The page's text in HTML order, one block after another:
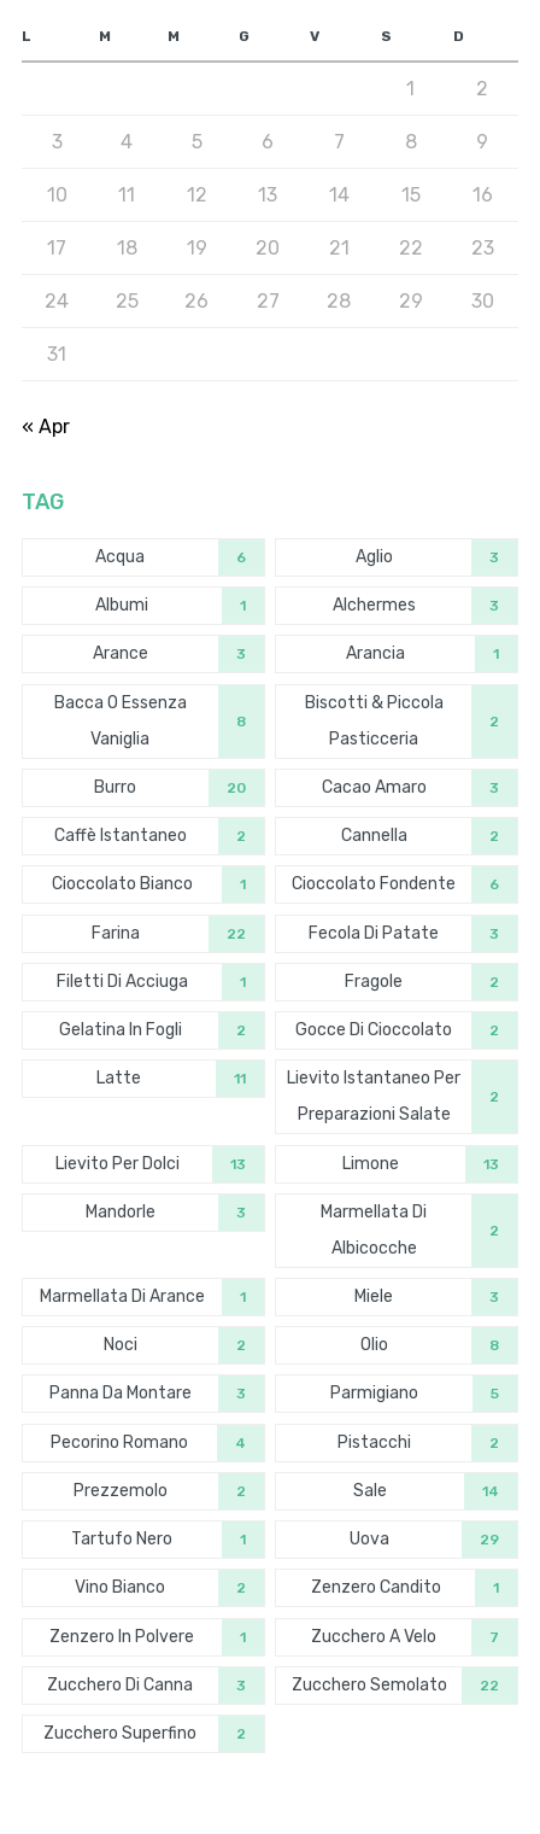
L M M G V S D
1 2
3 4 5 6 7 8 9
10 11 12 13 14 15 16
17 18 19 20 21 22 23
24 25 26 27 28 29 30
31
« Apr
TAG
Acqua 6 Aglio 3
Albumi 1 Alchermes 3
Arance 3 Arancia 1
Bacca O Essenza
Vaniglia
8
Biscotti & Piccola
Pasticceria
2
Burro 20 Cacao Amaro 3
Caffè Istantaneo 2 Cannella 2
Cioccolato Bianco 1 Cioccolato Fondente 6
Farina 22 Fecola Di Patate 3
Filetti Di Acciuga 1 Fragole 2
Gelatina In Fogli 2 Gocce Di Cioccolato 2
Latte 11
Lievito Istantaneo Per
Preparazioni Salate
2
Lievito Per Dolci 13 Limone 13
Mandorle 3
Marmellata Di
Albicocche
2
Marmellata Di Arance 1 Miele 3
Noci 2 Olio 8
Panna Da Montare 3 Parmigiano 5
Pecorino Romano 4 Pistacchi 2
Prezzemolo 2 Sale 14
Tartufo Nero 1 Uova 29
Vino Bianco 2 Zenzero Candito 1
Zenzero In Polvere 1 Zucchero A Velo 7
Zucchero Di Canna 3 Zucchero Semolato 22
Zucchero Superfino 2